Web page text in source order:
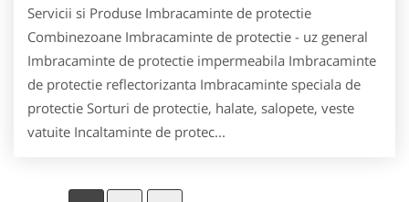
Servicii si Produse Imbracaminte de protectie
Combinezoane Imbracaminte de protectie - uz general
Imbracaminte de protectie impermeabila Imbracaminte
de protectie reflectorizanta Imbracaminte speciala de
protectie Sorturi de protectie, halate, salopete, veste
vatuite Incaltaminte de protec...